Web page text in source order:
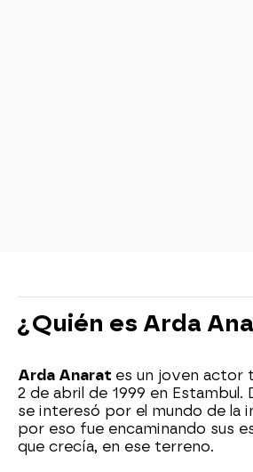
¿Quién es Arda
Arda Anarat es un joven actor
2 de abril de 1999 en Estambul.
se interesó por el mundo de la
por eso fue encaminando sus
que crecía, en ese terreno.